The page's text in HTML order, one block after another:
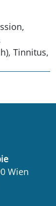
Tinnitus,
Wien